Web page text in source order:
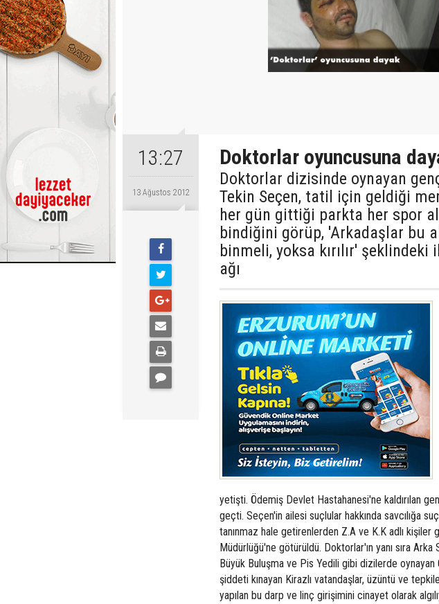
13:27
13 Ağustos 2012
Doktorlar oyuncusuna
Doktorlar dizisinde oynayan
Tekin Seçen, tatil için geldiği
her gün gittiği parkta her spor
bindiğini görüp, 'Arkadaşlar bu
binmeli, yoksa kırılır' şeklindeki
ağı
yetişti. Ödemiş Devlet Hastahanesi'ne kaldırılan
geçti. Seçen'in ailesi suçlular hakkında savcılığa
tanınmaz hale getirenlerden Z.A ve K.K adlı kişiler
Müdürlüğü'ne götürüldü. Doktorlar'ın yanı sıra
Büyük Buluşma ve Pis Yedili gibi dizilerde oynayan
şiddeti kınayan Kirazlı vatandaşlar, üzüntü ve
yapılan bu darp ve linç girişimini cinayet olarak